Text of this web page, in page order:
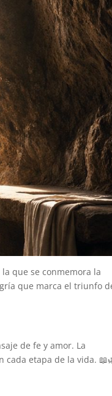
que se conmemora la
que marca el triunfo
de fe y amor. La
cada etapa de la vida.